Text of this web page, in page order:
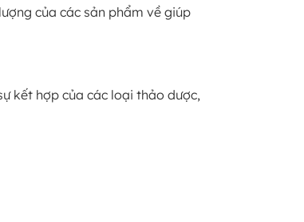
của các sản phẩm về giúp
kết hợp của các loại thảo dược,